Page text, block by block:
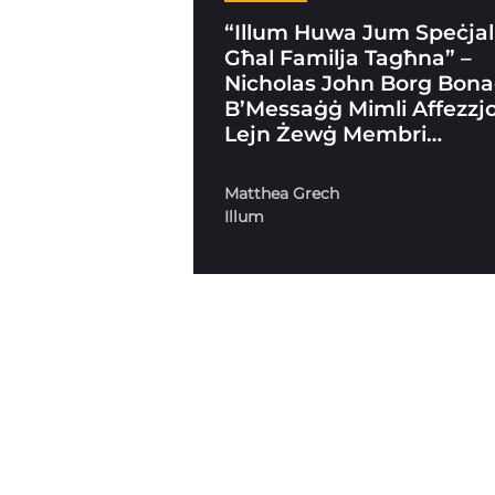
“Illum Huwa Jum
Għal Familja Tagħna” –
Nicholas John Borg
B’Messaġġ Mimli
Lejn Żewġ Membri…
Matthea Grech
Illum